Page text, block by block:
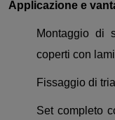
Applicazione e
Montaggio di
coperti con
Fissaggio di
Set completo